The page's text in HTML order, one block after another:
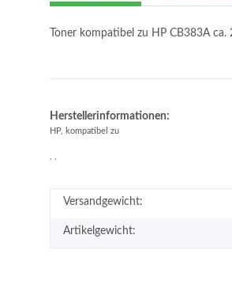
Toner kompatibel zu HP CB383A
Herstellerinformationen:
HP, kompatibel zu
Versandgewicht:
Artikelgewicht: